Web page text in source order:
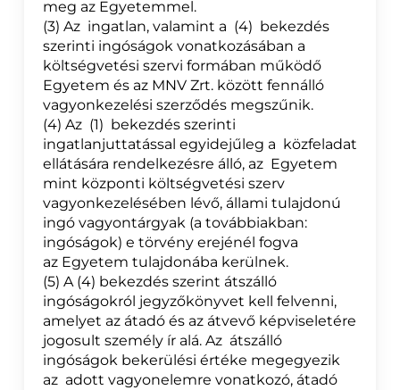
meg az Egyetemmel.
(3) Az ingatlan, valamint a (4) bekezdés
szerinti ingóságok vonatkozásában a
költségvetési szervi formában működő
Egyetem és az MNV Zrt. között fennálló
vagyonkezelési szerződés megszűnik.
(4) Az (1) bekezdés szerinti
ingatlanjuttatással egyidejűleg a közfeladat
ellátására rendelkezésre álló, az Egyetem
mint központi költségvetési szerv
vagyonkezelésében lévő, állami tulajdonú
ingó vagyontárgyak (a továbbiakban:
ingóságok) e törvény erejénél fogva
az Egyetem tulajdonába kerülnek.
(5) A (4) bekezdés szerint átszálló
ingóságokról jegyzőkönyvet kell felvenni,
amelyet az átadó és az átvevő képviseletére
jogosult személy ír alá. Az átszálló
ingóságok bekerülési értéke megegyezik
az adott vagyonelemre vonatkozó, átadó